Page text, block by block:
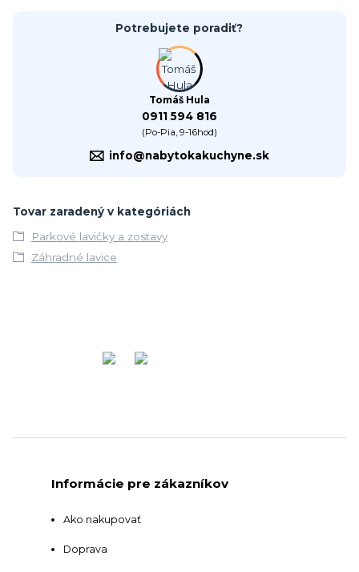
Potrebujete poradiť?
Tomáš Hula
0911 594 816
(Po-Pia, 9-16hod)
info@nabytokakuchyne.sk
Tovar zaradený v kategóriách
Parkové lavičky a zostavy
Záhradné lavice
Informácie pre zákazníkov
Ako nakupovať
Doprava